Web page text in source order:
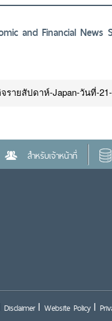
and Financial
รายสัปดาห์-Japan-วันที่-
สำหรับเจ้าหน้าที่
Disclaimer Website Policy